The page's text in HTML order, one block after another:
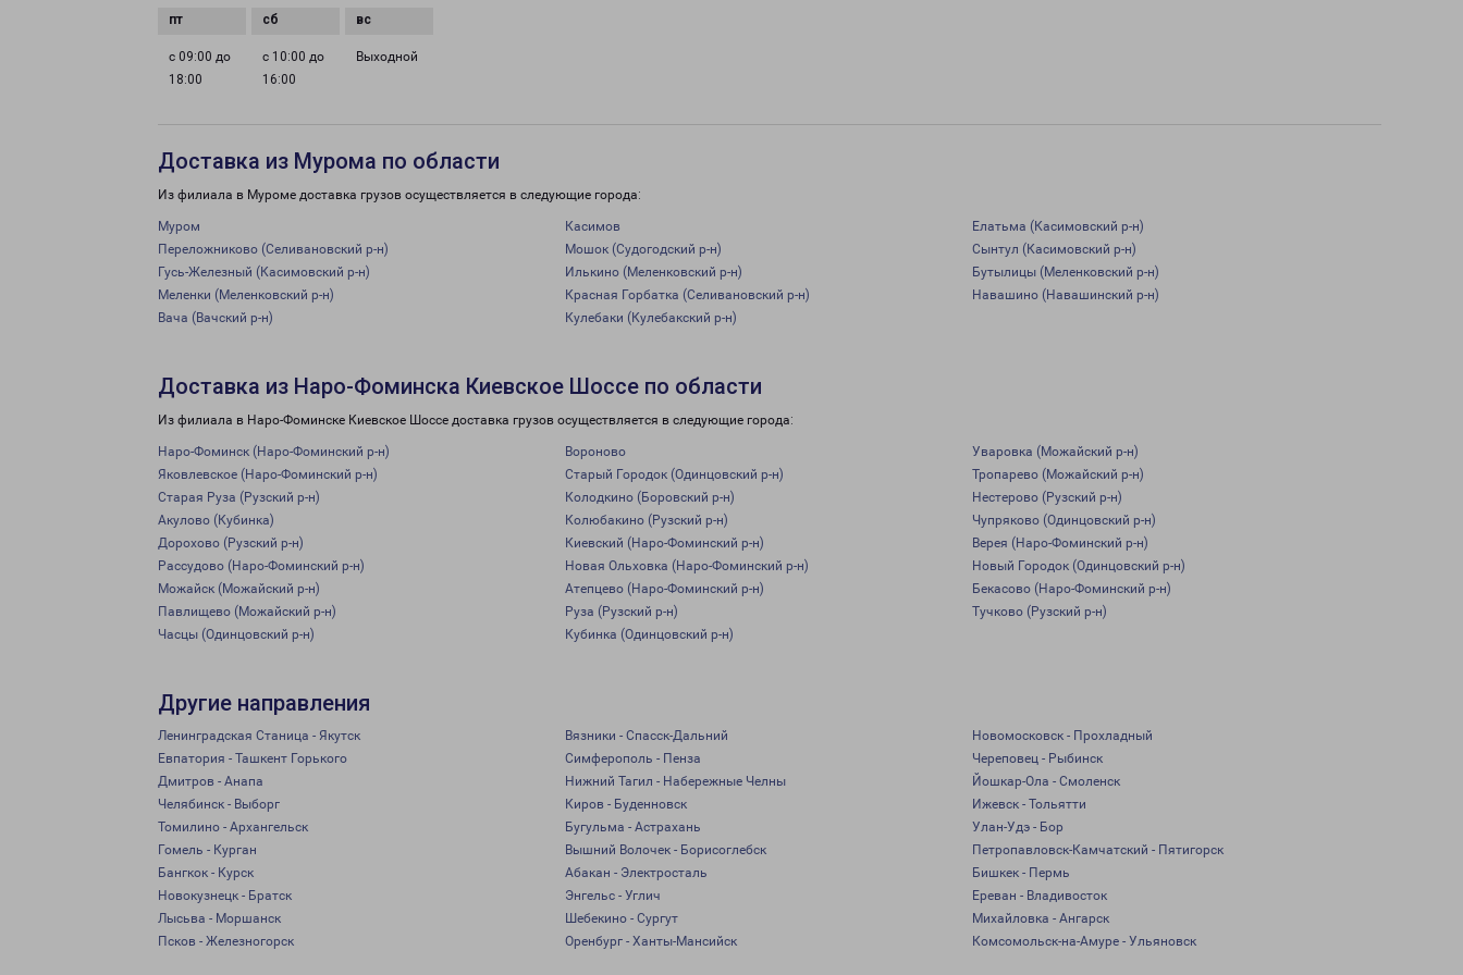
с 09:00 до
18:00
с 10:00 до
16:00
Выходной
Доставка из Мурома по области
Из филиала в Муроме доставка грузов осуществляется в следующие города:
Муром Касимов
Елатьма (Касимовский р-н)
Переложниково (Селивановский р-н)
Мошок (Судогодский р-н)
Сынтул (Касимовский р-н)
Гусь-Железный (Касимовский р-н)
Илькино (Меленковский р-н)
Бутылицы (Меленковский р-н)
Меленки (Меленковский р-н)
Красная Горбатка (Селивановский р-н)
Навашино (Навашинский р-н)
Вача (Вачский р-н)
Кулебаки (Кулебакский р-н)
Доставка из Наро-Фоминска Киевское Шоссе по области
Из филиала в Наро-Фоминске Киевское Шоссе доставка грузов осуществляется в следующие города:
Наро-Фоминск (Наро-Фоминский р-н) Вороново
Уваровка (Можайский р-н)
Яковлевское (Наро-Фоминский р-н)
Старый Городок (Одинцовский р-н)
Тропарево (Можайский р-н)
Старая Руза (Рузский р-н)
Колодкино (Боровский р-н)
Нестерово (Рузский р-н)
Акулово (Кубинка)
Колюбакино (Рузский р-н)
Чупряково (Одинцовский р-н)
Дорохово (Рузский р-н)
Киевский (Наро-Фоминский р-н)
Верея (Наро-Фоминский р-н)
Рассудово (Наро-Фоминский р-н)
Новая Ольховка (Наро-Фоминский р-н)
Новый Городок (Одинцовский р-н)
Можайск (Можайский р-н)
Атепцево (Наро-Фоминский р-н)
Бекасово (Наро-Фоминский р-н)
Павлищево (Можайский р-н)
Руза (Рузский р-н)
Тучково (Рузский р-н)
Часцы (Одинцовский р-н)
Кубинка (Одинцовский р-н)
Другие направления
Ленинградская Станица - Якутск Вязники - Спасск-Дальний
Новомосковск - Прохладный
Евпатория - Ташкент Горького
Симферополь - Пенза
Череповец - Рыбинск
Дмитров - Анапа
Нижний Тагил - Набережные Челны
Йошкар-Ола - Смоленск
Челябинск - Выборг
Киров - Буденновск
Ижевск - Тольятти
Томилино - Архангельск
Бугульма - Астрахань
Улан-Удэ - Бор
Гомель - Курган
Вышний Волочек - Борисоглебск
Петропавловск-Камчатский - Пятигорск
Бангкок - Курск
Абакан - Электросталь
Бишкек - Пермь
Новокузнецк - Братск
Энгельс - Углич
Ереван - Владивосток
Лысьва - Моршанск
Шебекино - Сургут
Михайловка - Ангарск
Псков - Железногорск
Оренбург - Ханты-Мансийск Комсомольск-на-Амуре - Ульяновск